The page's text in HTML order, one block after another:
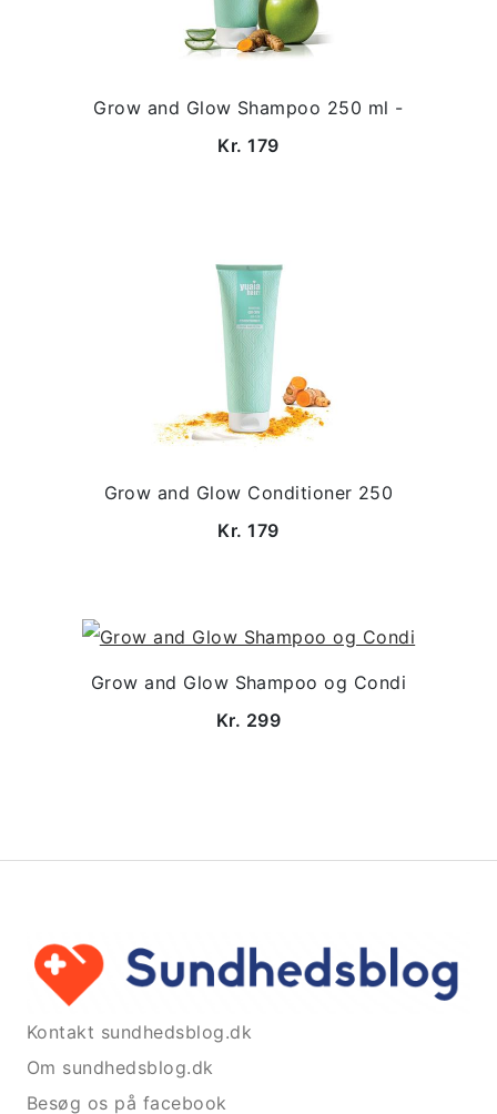
Grow and Glow Shampoo 250 ml -
Kr. 179
Grow and Glow Conditioner 250
Kr. 179
Grow and Glow Shampoo og Condi
Kr. 299
Kontakt sundhedsblog.dk
Om sundhedsblog.dk
Besøg os på facebook